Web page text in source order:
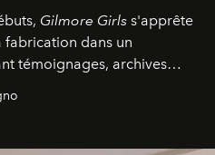
Gilmore Girls s'apprête
fabrication dans un
témoignages, archives